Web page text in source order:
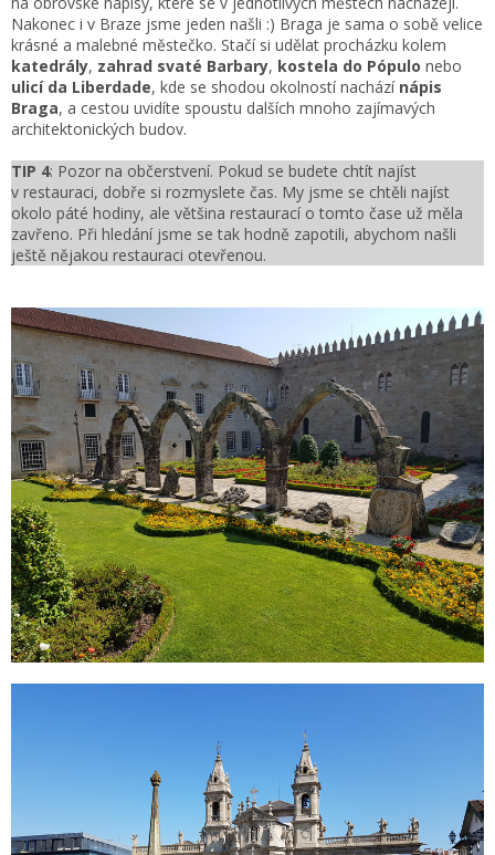
Nakonec i v Braze jsme jeden našli :) Braga je sama o sobě velice
krásné a malebné městečko. Stačí si udělat procházku kolem
katedrály, zahrad svaté Barbary, kostela do Pópulo nebo
ulicí da Liberdade, kde se shodou okolností nachází nápis
Braga, a cestou uvidíte spoustu dalších mnoho zajímavých
architektonických budov.
TIP 4: Pozor na občerstvení. Pokud se budete chtít najíst
v restauraci, dobře si rozmyslete čas. My jsme se chtěli najíst
okolo páté hodiny, ale většina restaurací o tomto čase už měla
zavřeno. Při hledání jsme se tak hodně zapotili, abychom našli
ještě nějakou restauraci otevřenou.